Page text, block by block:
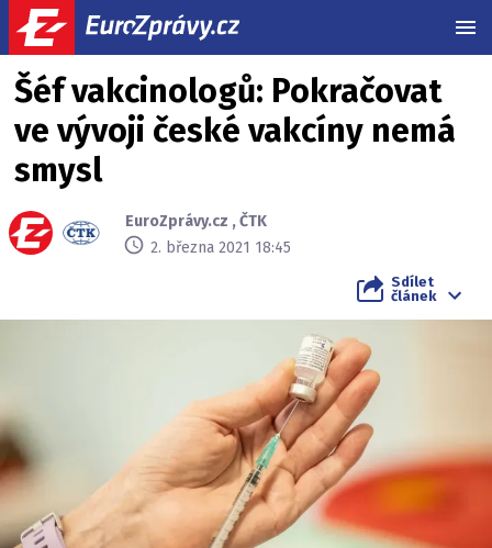
Šéf vakcinologů: Pokračovat
ve vývoji české vakcíny nemá
smysl
EuroZprávy.cz ,ČTK
2. března 2021 18:45
Sdílet
článek